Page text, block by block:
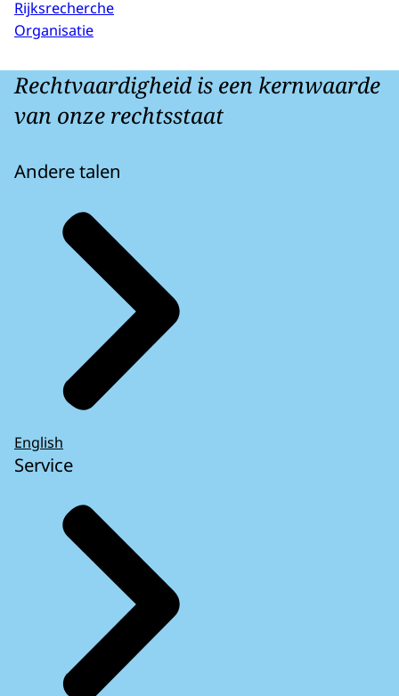
Rijksrecherche
Organisatie
Rechtvaardigheid is een kernwaarde
van onze rechtsstaat
Andere talen
English
Service